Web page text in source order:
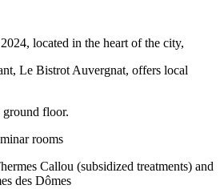
located in the heart of the city,
Le Bistrot Auvergnat, offers local
floor.
rooms
Callou (subsidized treatments) and
des Dômes